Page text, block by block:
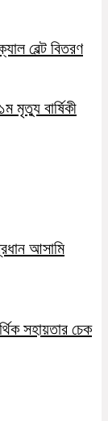
বেল্ট বিতরণ
মৃত্যু বার্ষিকী
আসামি
সহায়তার চেক